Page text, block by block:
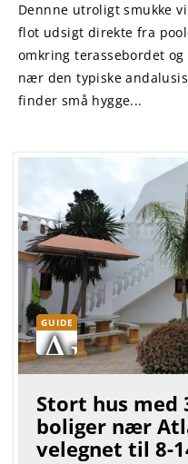
Dennne utroligt smukke
flot udsigt direkte fra
omkring terassebordet
nær den typiske
finder små hygge...
GUIDE
Stort hus med
boliger nær
velegnet til 8-